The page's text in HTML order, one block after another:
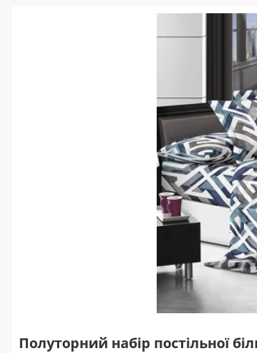
Полуторний набір постільної